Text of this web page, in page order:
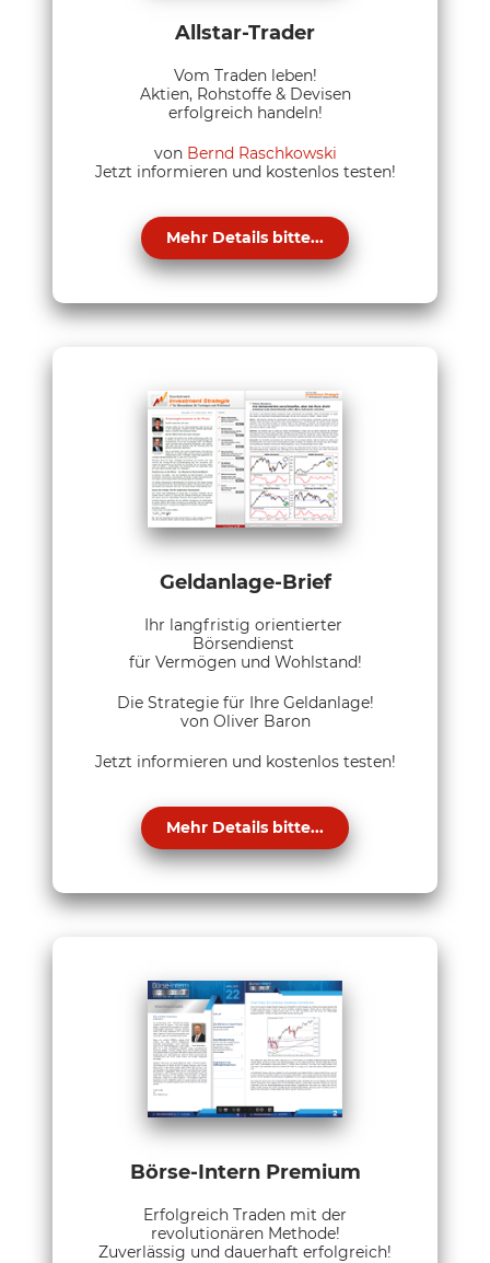
Allstar-Trader
Vom Traden leben!
Aktien, Rohstoffe & Devisen
erfolgreich handeln!
von Bernd Raschkowski
Jetzt informieren und kostenlos testen!
Mehr Details bitte...
Geldanlage-Brief
Ihr langfristig orientierter
Börsendienst
für Vermögen und Wohlstand!
Die Strategie für Ihre Geldanlage!
von Oliver Baron
Jetzt informieren und kostenlos testen!
Mehr Details bitte...
Börse-Intern Premium
Erfolgreich Traden mit der
revolutionären Methode!
Zuverlässig und dauerhaft erfolgreich!